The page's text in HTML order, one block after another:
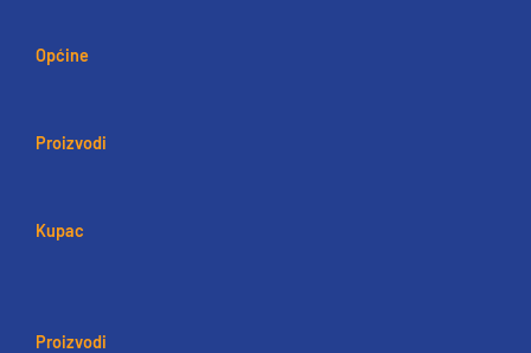
Općine
Proizvodi
Kupac
Proizvodi